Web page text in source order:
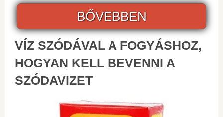
BŐVEBBEN
VÍZ SZÓDÁVAL A FOGYÁSHOZ,
HOGYAN KELL BEVENNI A
SZÓDAVIZET